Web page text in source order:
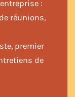
:
réunions,
premier
de